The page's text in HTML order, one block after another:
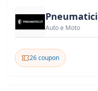
Pneumatici
Auto e Moto
26 coupon